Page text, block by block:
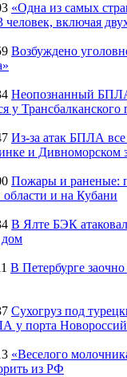
«Одна из самых
включая
Возбуждено
Неопознанный БПЛА
у Трансбалканского
Из-за атак БПЛА
и Дивноморском
Пожары и раненые:
и на Кубани
В Ялте БЭК
В Петербурге
Сухогруз под
у порта
«Веселого
из РФ